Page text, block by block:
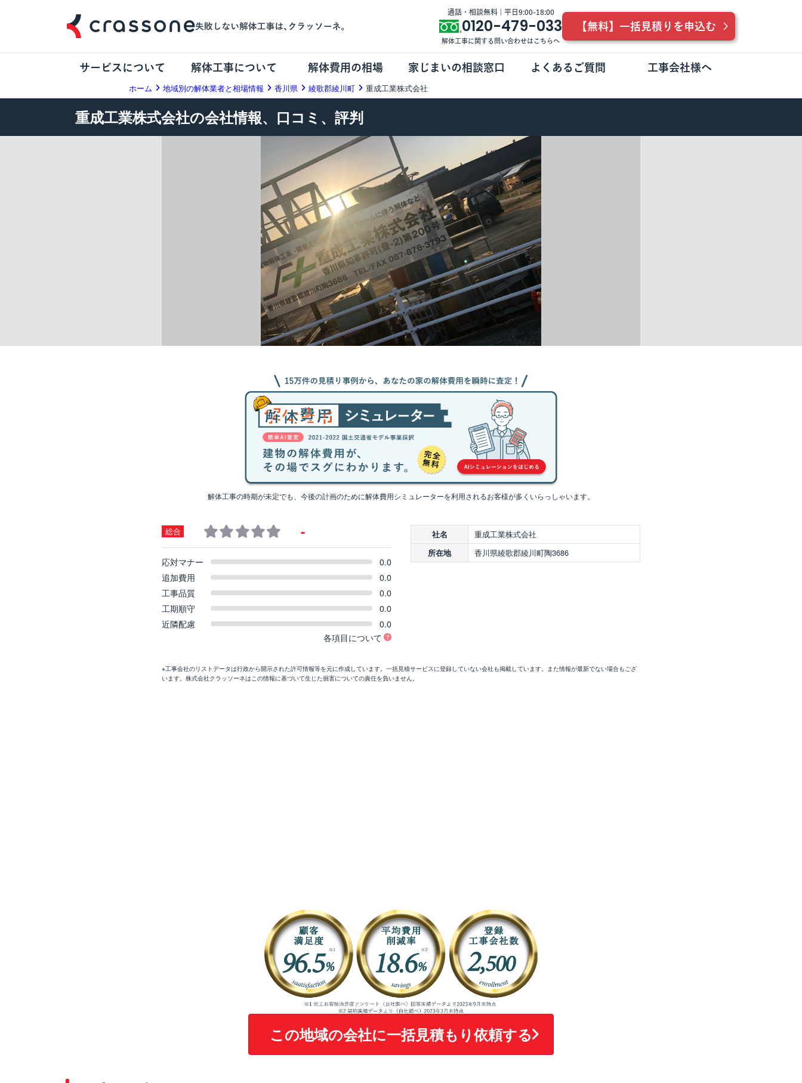
通話・相談無料 | 平日9:00-18:00
0120-479-033
解体工事に関する問い合わせはこちらへ
【無料】一括見積りを申込む
サービスについて 解体工事について 解体費用の相場 家じまいの相談窓口 よくあるご質問 工事会社様へ
ホーム 地域別の解体業者と相場情報 香川県 綾歌郡綾川町 重成工業株式会社
重成工業株式会社の会社情報、口コミ、評判
解体工事の時期が未定でも、今後の計画のために解体費用シミュレーターを利用されるお客様が多くいらっしゃいます。
総合 -
応対マナー
0.0
追加費用
0.0
工事品質
0.0
工期順守
0.0
近隣配慮
0.0
各項目について
社名 重成工業株式会社
所在地 香川県綾歌郡綾川町陶3686
※工事会社のリストデータは行政から開示された許可情報等を元に作成しています。一括見積サービスに登録していない会社も掲載しています。また情報が最新でない場合もござ
います。株式会社クラッソーネはこの情報に基づいて生じた損害についての責任を負いません。
この地域の会社に一括見積もり依頼する